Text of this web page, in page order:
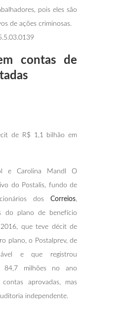
pois eles são
de ações criminosas.
contas de
de R$ 1,1 bilhão em
e Carolina Mandl O
do Postalis, fundo de
dos Correios
do plano de benefício
que teve décit de
plano, o Postalprev, de
e que registrou
84,7 milhões no ano
aprovadas, mas
independente.